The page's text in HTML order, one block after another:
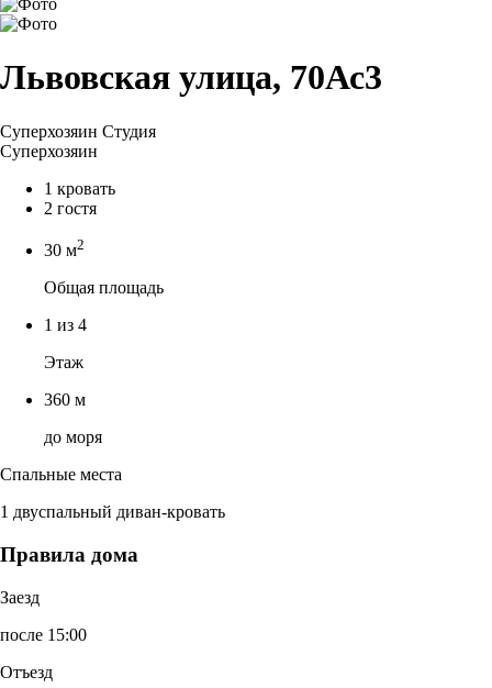
Львовская улица, 70Ас3
Суперхозяин Студия
Суперхозяин
1 кровать
2 гостя
30 м2
Общая площадь
1 из 4
Этаж
360 м
до моря
Спальные места
1 двуспальный диван-кровать
Правила дома
Заезд
после 15:00
Отъезд